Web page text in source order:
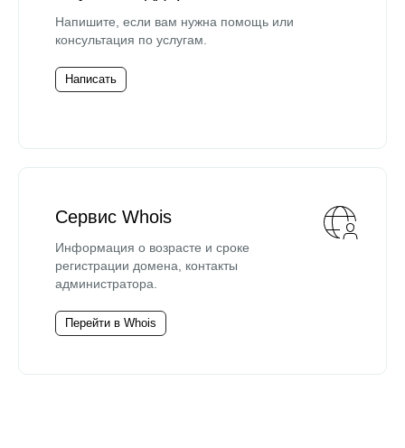
Напишите, если вам нужна помощь или
консультация по услугам.
Написать
Сервис Whois
Информация о возрасте и сроке
регистрации домена, контакты
администратора.
Перейти в Whois